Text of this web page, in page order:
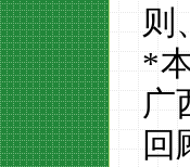
则
*
广
回